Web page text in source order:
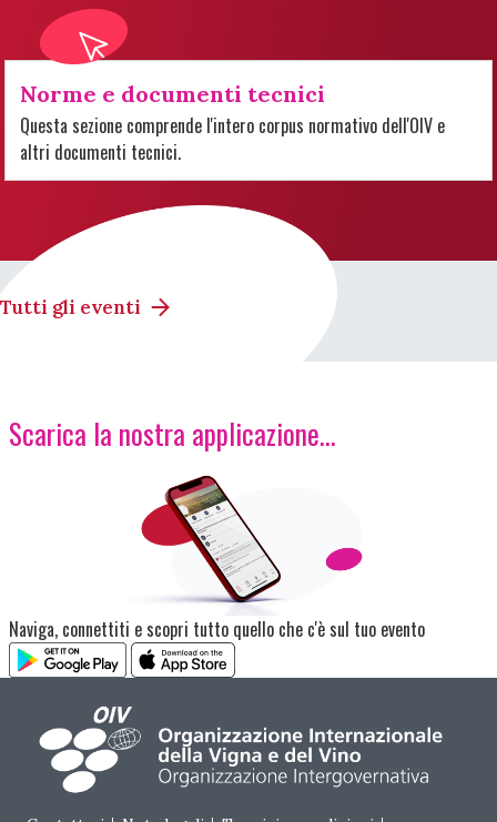
Norme e documenti tecnici
Questa sezione comprende l'intero corpus normativo dell'OIV e
altri documenti tecnici.
Tutti gli eventi
Scarica la nostra applicazione...
Immagine
Naviga, connettiti e scopri tutto quello che c'è sul tuo evento